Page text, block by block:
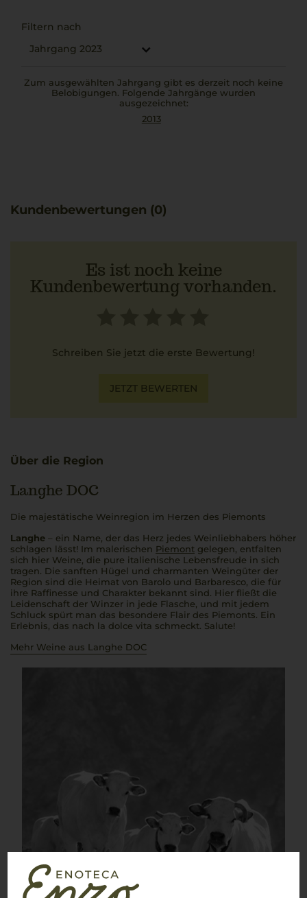
ergänzt wird.
Filtern nach
Jahrgang 2023
Zum ausgewählten Jahrgang gibt es derzeit noch keine
Belobigungen. Folgende Jahrgänge wurden
ausgezeichnet:
2013
Kundenbewertungen (0)
Es ist noch keine
Kundenbewertung vorhanden.
Schreiben Sie jetzt die erste Bewertung!
JETZT BEWERTEN
Über die Region
Langhe DOC
Die majestätische Weinregion im Herzen des Piemonts
Langhe – ein Name, der das Herz jedes Weinliebhabers höher
schlagen lässt! Im malerischen Piemont gelegen, entfalten
sich hier Weine, die pure italienische Lebensfreude in sich
tragen. Die sanften Hügel und charmanten Weingüter der
Region sind die Heimat von Barolo und Barbaresco, die für
ihre Raffinesse und Charakter bekannt sind. Hier fließt die
Leidenschaft der Winzer in jede Flasche, und mit jedem
Schluck spürt man das besondere Flair des Piemonts. Ein
Erlebnis, das nach la dolce vita schmeckt. Salute!
Mehr Weine aus Langhe DOC